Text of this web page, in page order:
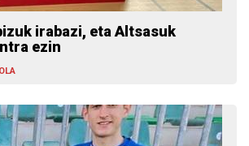
irabazi, eta Altsasuk
ezin